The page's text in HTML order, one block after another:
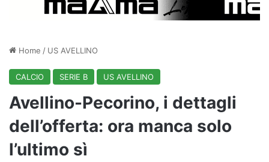
Home / US AVELLINO
CALCIO SERIE B US AVELLINO
Avellino-Pecorino, i dettagli
dell’offerta: ora manca solo
l’ultimo sì